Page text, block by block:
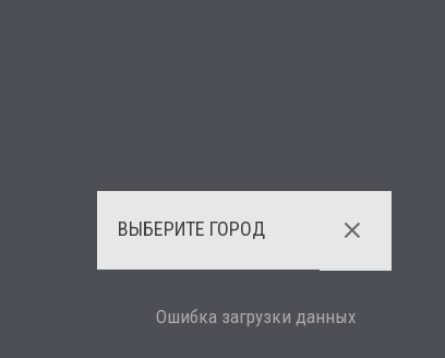
ВЫБЕРИТЕ ГОРОД
Ошибка загрузки данных